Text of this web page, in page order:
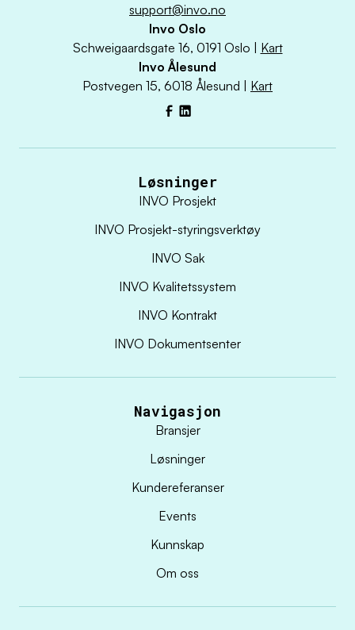
support@invo.no
Invo Oslo
Schweigaardsgate 16, 0191 Oslo | Kart
Invo Ålesund
Postvegen 15, 6018 Ålesund | Kart
Facebook
LinkedIn
Løsninger
INVO Prosjekt
INVO Prosjekt-styringsverktøy
INVO Sak
INVO Kvalitetssystem
INVO Kontrakt
INVO Dokumentsenter
Navigasjon
Bransjer
Løsninger
Kundereferanser
Events
Kunnskap
Om oss